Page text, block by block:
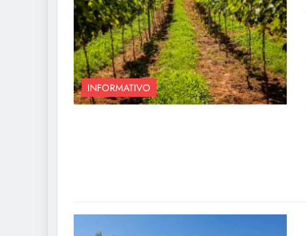
INFORMATIVO